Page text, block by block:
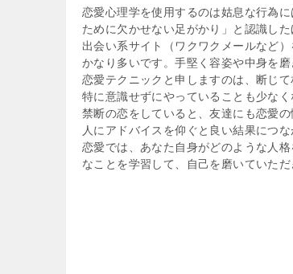
恋愛心理学を使用するのは姑息な行為
ために欠かせない足がかり」と認識し
出会い系サイト（ワクワクメールなど
かなり多いです。手堅く容姿や中身を
恋愛テクニックと申しますのは、断じ
特に意識せずにやっていることも少なく
禁断の恋をしていると、友達にも恋愛
人にアドバイスを仰ぐと良い結果につな
恋愛では、あなた自身がどのような人
なことを学習して、自己を磨いていただ